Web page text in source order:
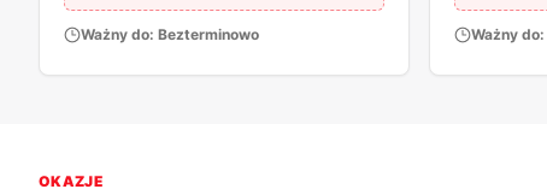
Ważny do: Bezterminowo Ważny do:
OKAZJE